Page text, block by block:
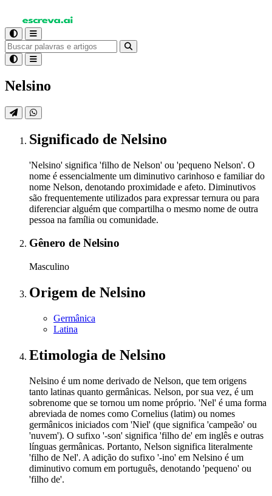
Nelsino
Significado de Nelsino
'Nelsino' significa 'filho de Nelson' ou 'pequeno Nelson'. O
nome é essencialmente um diminutivo carinhoso e familiar do
nome Nelson, denotando proximidade e afeto. Diminutivos
são frequentemente utilizados para expressar ternura ou para
diferenciar alguém que compartilha o mesmo nome de outra
pessoa na família ou comunidade.
Gênero de Nelsino
Masculino
Origem de Nelsino
Germânica
Latina
Etimologia de Nelsino
Nelsino é um nome derivado de Nelson, que tem origens
tanto latinas quanto germânicas. Nelson, por sua vez, é um
sobrenome que se tornou um nome próprio. 'Nel' é uma forma
abreviada de nomes como Cornelius (latim) ou nomes
germânicos iniciados com 'Niel' (que significa 'campeão' ou
'nuvem'). O sufixo '-son' significa 'filho de' em inglês e outras
línguas germânicas. Portanto, Nelson significa literalmente
'filho de Nel'. A adição do sufixo '-ino' em Nelsino é um
diminutivo comum em português, denotando 'pequeno' ou
'filho de'.